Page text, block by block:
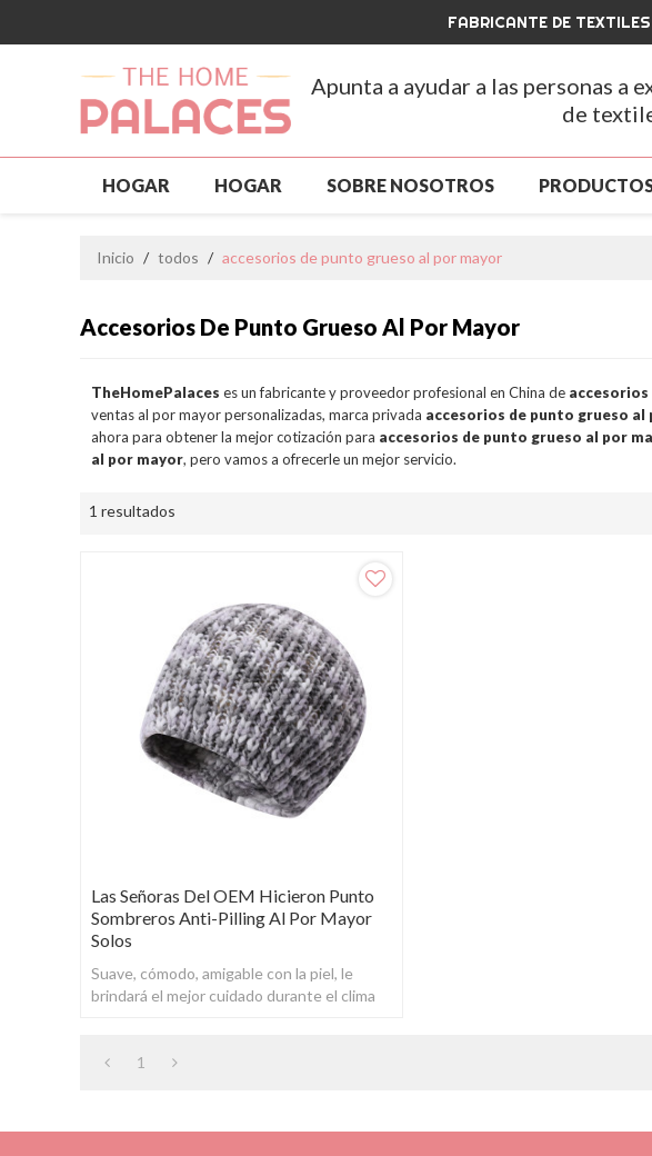
FABRICANTE DE
Apunta a ayudar a las personas a
de
HOGAR HOGAR SOBRE NOSOTROS
Inicio / todos / accesorios de punto grueso al por mayor
Accesorios De Punto Grueso Al Por Mayor
TheHomePalaces es un fabricante y proveedor profesional en China de
ventas al por mayor personalizadas, marca privada accesorios de punto grueso al
ahora para obtener la mejor cotización para accesorios de punto grueso al por
al por mayor, pero vamos a ofrecerle un mejor servicio.
1 resultados
Las Señoras Del OEM Hicieron Punto
Sombreros Anti-Pilling Al Por Mayor
Solos
Suave, cómodo, amigable con la piel, le
brindará el mejor cuidado durante el clima
1